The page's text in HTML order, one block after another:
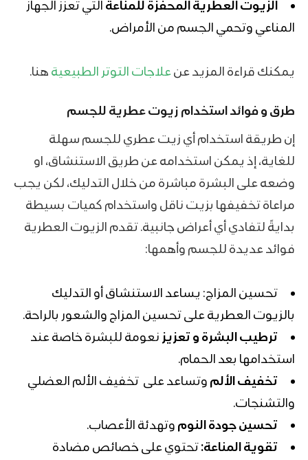
الزيوت العطرية المحفزة للمناعة التي تعزز الجهاز
المناعي وتحمي الجسم من الأمراض.
يمكنك قراءة المزيد عنعلاجات التوتر الطبيعية هنا.
طرق و فوائد استخدام زيوت عطرية للجسم
إن طريقة استخدام أي زيت عطري للجسم سهلة
للغاية، إذ يمكن استخدامه عن طريق الاستنشاق، او
وضعه على البشرة مباشرة من خلال التدليك، لكن يجب
مراعاة تخفيفها بزيت ناقل واستخدام كميات بسيطة
بدايةً لتفادي أي أعراض جانبية. تقدم الزيوت العطرية
فوائد عديدة للجسم وأهمها:
تحسين المزاج: يساعد الاستنشاق أو التدليك
بالزيوت العطرية على تحسين المزاج والشعور بالراحة.
ترطيب البشرة و تعزيز نعومة للبشرة خاصة عند
استخدامها بعد الحمام.
تخفيف الألم وتساعد على تخفيف الألم العضلي
والتشنجات.
تحسين جودة النوم وتهدئة الأعصاب.
تقوية المناعة:تحتوي على خصائص مضادة